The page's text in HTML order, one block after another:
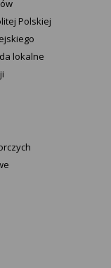
Polskiej
lokalne